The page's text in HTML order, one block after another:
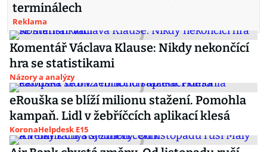
terminálech
Reklama
Komentář Václava Klause: Nikdy nekončící
hra se statistikami
Názory a analýzy
eRouška se blíží milionu stažení. Pomohla
kampaň. Lidl v žebříčcích aplikací klesá
KoronaHelpdesk E15